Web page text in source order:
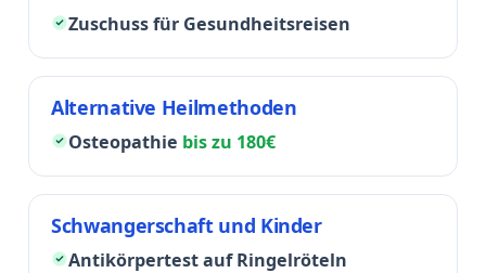
Zuschuss für Gesundheitsreisen
Alternative Heilmethoden
Osteopathie bis zu 180€
Schwangerschaft und Kinder
Antikörpertest auf Ringelröteln